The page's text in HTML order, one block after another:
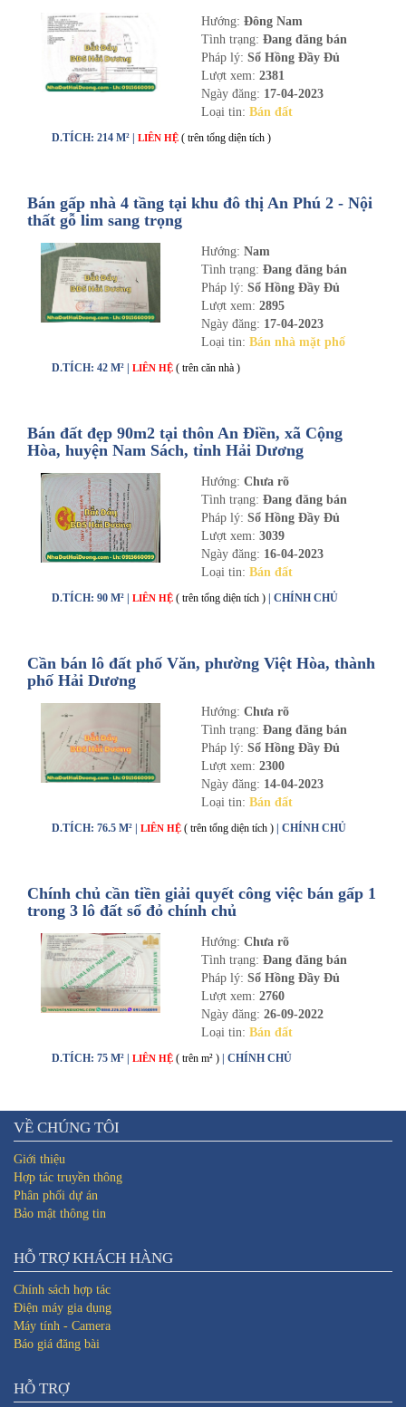
Hướng: Đông Nam
Tình trạng: Đang đăng bán
Pháp lý: Sổ Hồng Đầy Đủ
Lượt xem: 2381
Ngày đăng: 17-04-2023
Loại tin: Bán đất
D.TÍCH: 214 M² | LIÊN HỆ ( trên tổng diện tích )
Bán gấp nhà 4 tầng tại khu đô thị An Phú 2 - Nội
thất gỗ lim sang trọng
Hướng: Nam
Tình trạng: Đang đăng bán
Pháp lý: Sổ Hồng Đầy Đủ
Lượt xem: 2895
Ngày đăng: 17-04-2023
Loại tin: Bán nhà mặt phố
D.TÍCH: 42 M² | LIÊN HỆ ( trên căn nhà )
Bán đất đẹp 90m2 tại thôn An Điền, xã Cộng
Hòa, huyện Nam Sách, tỉnh Hải Dương
Hướng: Chưa rõ
Tình trạng: Đang đăng bán
Pháp lý: Sổ Hồng Đầy Đủ
Lượt xem: 3039
Ngày đăng: 16-04-2023
Loại tin: Bán đất
D.TÍCH: 90 M² | LIÊN HỆ ( trên tổng diện tích ) | CHÍNH CHỦ
Cần bán lô đất phố Văn, phường Việt Hòa, thành
phố Hải Dương
Hướng: Chưa rõ
Tình trạng: Đang đăng bán
Pháp lý: Sổ Hồng Đầy Đủ
Lượt xem: 2300
Ngày đăng: 14-04-2023
Loại tin: Bán đất
D.TÍCH: 76.5 M² | LIÊN HỆ ( trên tổng diện tích ) | CHÍNH CHỦ
Chính chủ cần tiền giải quyết công việc bán gấp 1
trong 3 lô đất sổ đỏ chính chủ
Hướng: Chưa rõ
Tình trạng: Đang đăng bán
Pháp lý: Sổ Hồng Đầy Đủ
Lượt xem: 2760
Ngày đăng: 26-09-2022
Loại tin: Bán đất
D.TÍCH: 75 M² | LIÊN HỆ ( trên m² ) | CHÍNH CHỦ
VỀ CHÚNG TÔI
Giới thiệu
Hợp tác truyền thông
Phân phối dự án
Bảo mật thông tin
HỖ TRỢ KHÁCH HÀNG
Chính sách hợp tác
Điện máy gia dụng
Máy tính - Camera
Báo giá đăng bài
HỖ TRỢ